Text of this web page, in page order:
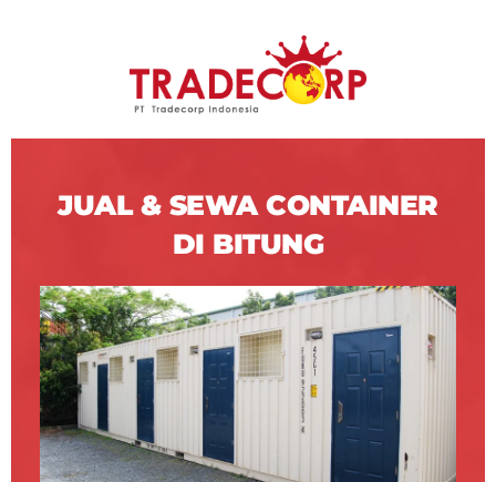
JUAL & SEWA CONTAINER
DI BITUNG